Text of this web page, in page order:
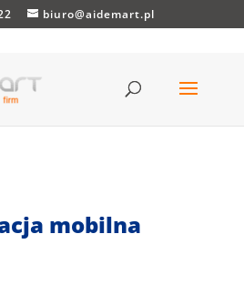
biuro@aidemart.pl
mobilna